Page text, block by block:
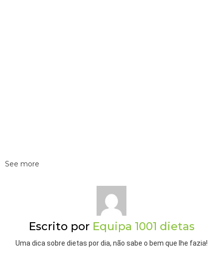
See more
Escrito por Equipa 1001 dietas
Uma dica sobre dietas por dia, não sabe o bem que lhe fazia!